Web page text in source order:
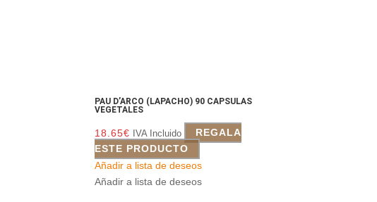
PAU D’ARCO (LAPACHO) 90 CAPSULAS
VEGETALES
18.65€ IVA Incluido
REGALA
ESTE PRODUCTO
Añadir a lista de deseos
Añadir a lista de deseos